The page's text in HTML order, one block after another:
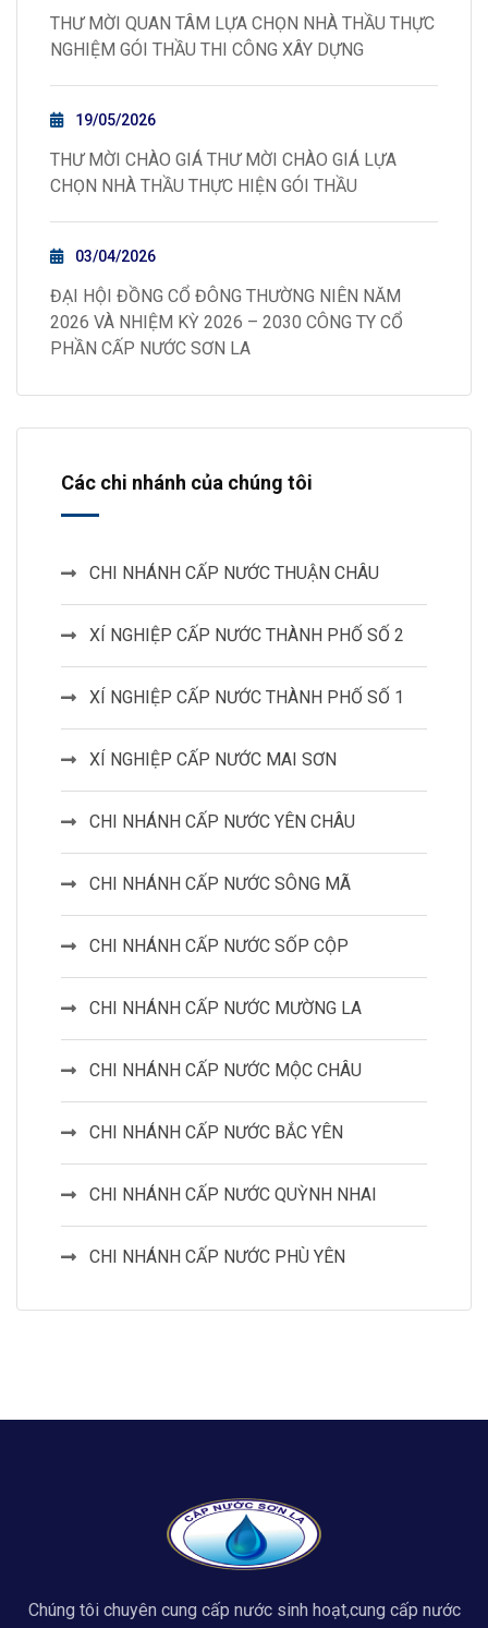
THƯ MỜI QUAN TÂM LỰA CHỌN NHÀ THẦU THỰC
NGHIỆM GÓI THẦU THI CÔNG XÂY DỰNG
19/05/2026
THƯ MỜI CHÀO GIÁ THƯ MỜI CHÀO GIÁ LỰA
CHỌN NHÀ THẦU THỰC HIỆN GÓI THẦU
03/04/2026
ĐẠI HỘI ĐỒNG CỔ ĐÔNG THƯỜNG NIÊN NĂM
2026 VÀ NHIỆM KỲ 2026 – 2030 CÔNG TY CỔ
PHẦN CẤP NƯỚC SƠN LA
Các chi nhánh của chúng tôi
CHI NHÁNH CẤP NƯỚC THUẬN CHÂU
XÍ NGHIỆP CẤP NƯỚC THÀNH PHỐ SỐ 2
XÍ NGHIỆP CẤP NƯỚC THÀNH PHỐ SỐ 1
XÍ NGHIỆP CẤP NƯỚC MAI SƠN
CHI NHÁNH CẤP NƯỚC YÊN CHÂU
CHI NHÁNH CẤP NƯỚC SÔNG MÃ
CHI NHÁNH CẤP NƯỚC SỐP CỘP
CHI NHÁNH CẤP NƯỚC MƯỜNG LA
CHI NHÁNH CẤP NƯỚC MỘC CHÂU
CHI NHÁNH CẤP NƯỚC BẮC YÊN
CHI NHÁNH CẤP NƯỚC QUỲNH NHAI
CHI NHÁNH CẤP NƯỚC PHÙ YÊN
Chúng tôi chuyên cung cấp nước sinh hoạt,cung cấp nước